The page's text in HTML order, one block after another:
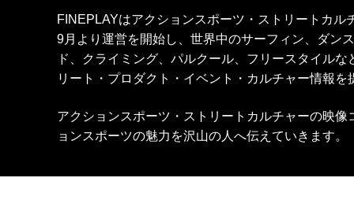
FINEPLAYはアクションスポーツ・ストリートカ
9月より運営を開始し、世界中のサーフィン、ダン
ド、クライミング、パルクール、フリースタイル
リート・プロダクト・イベント・カルチャー情報を
アクションスポーツ・ストリートカルチャーの映
ョンスポーツの魅力を沢山の人へ伝えていきます。